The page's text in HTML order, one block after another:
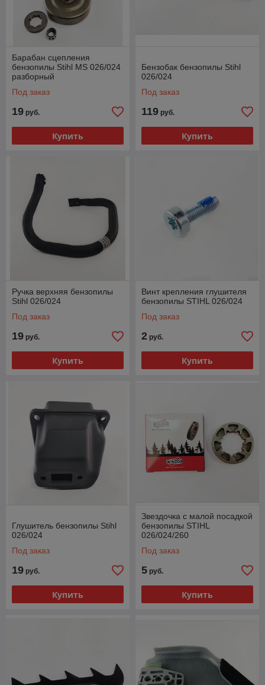
Барабан сцепления
бензопилы Stihl MS 026/024
разборный
Под заказ
19 руб.
Купить
Бензобак бензопилы Stihl
026/024
Под заказ
119 руб.
Купить
Ручка верхняя бензопилы
Stihl 026/024
Под заказ
19 руб.
Купить
Винт крепления глушителя
бензопилы STIHL 026/024
Под заказ
2 руб.
Купить
Глушитель бензопилы Stihl
026/024
Под заказ
19 руб.
Купить
Звездочка с малой посадкой
бензопилы STIHL
026/024/260
Под заказ
5 руб.
Купить